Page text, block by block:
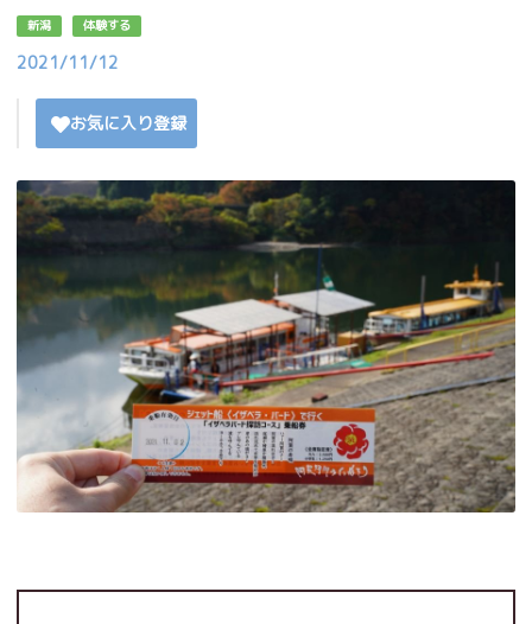
新潟 体験する
2021/11/12
お気に入り登録